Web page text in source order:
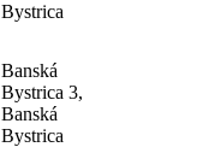
Bystrica
Banská
Bystrica 3,
Banská
Bystrica